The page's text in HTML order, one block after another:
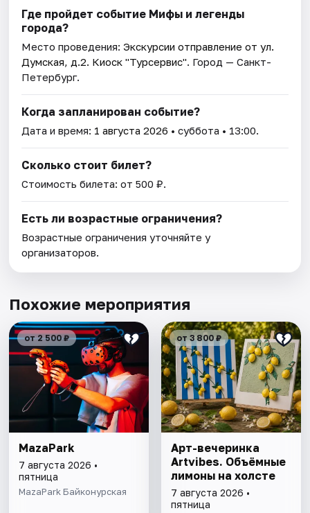
Где пройдет событие Мифы и легенды
города?
Место проведения:Экскурсии отправление от ул.
Думская, д.2. Киоск "Турсервис". Город — Санкт-
Петербург.
Когда запланирован событие?
Дата и время: 1 августа 2026 • суббота • 13:00.
Сколько стоит билет?
Стоимость билета: от 500 ₽.
Есть ли возрастные ограничения?
Возрастные ограничения уточняйте у
организаторов.
Похожие мероприятия
от 2 500 ₽
MazaPark
7 августа 2026 •
пятница
MazaPark Байконурская
от 3 800 ₽
Арт-вечеринка
Artvibes. Объёмные
лимоны на холсте
7 августа 2026 •
пятница